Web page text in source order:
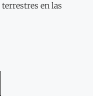
en las